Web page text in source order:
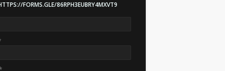
FORMS.GLE/86RPH3EUBRY4MXVT9